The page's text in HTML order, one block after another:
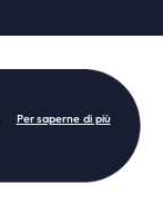
Per saperne di più